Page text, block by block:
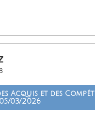
et des
03/2026